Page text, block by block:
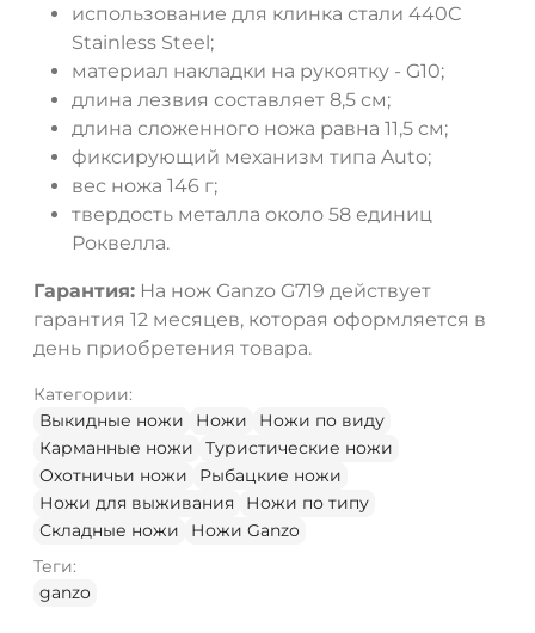
использование для клинка стали 440C
Stainless Steel;
материал накладки на рукоятку - G10;
длина лезвия составляет 8,5 см;
длина сложенного ножа равна 11,5 см;
фиксирующий механизм типа Auto;
вес ножа 146 г;
твердость металла около 58 единиц
Роквелла.
Гарантия: На нож Ganzo G719 действует
гарантия 12 месяцев, которая оформляется в
день приобретения товара.
Категории:
Выкидные ножи
Ножи
Ножи по виду
Карманные ножи
Туристические ножи
Охотничьи ножи
Рыбацкие ножи
Ножи для выживания
Ножи по типу
Складные ножи
Ножи Ganzo
Теги:
ganzo